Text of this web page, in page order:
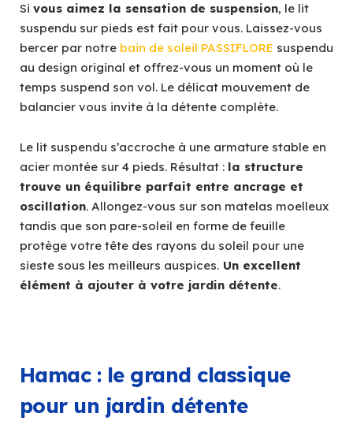
Si vous aimez la sensation de suspension, le lit
suspendu sur pieds est fait pour vous. Laissez-vous
bercer par notre bain de soleil PASSIFLORE suspendu
au design original et offrez-vous un moment où le
temps suspend son vol. Le délicat mouvement de
balancier vous invite à la détente complète.
Le lit suspendu s’accroche à une armature stable en
acier montée sur 4 pieds. Résultat : la structure
trouve un équilibre parfait entre ancrage et
oscillation. Allongez-vous sur son matelas moelleux
tandis que son pare-soleil en forme de feuille
protège votre tête des rayons du soleil pour une
sieste sous les meilleurs auspices. Un excellent
élément à ajouter à votre jardin détente.
Hamac : le grand classique
pour un jardin détente